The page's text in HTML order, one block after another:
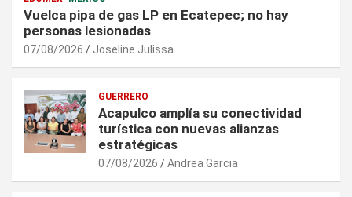
Vuelca pipa de gas LP en Ecatepec; no hay
personas lesionadas
07/08/2026 Joseline Julissa
GUERRERO
Acapulco amplía su conectividad
turística con nuevas alianzas
estratégicas
07/08/2026 Andrea Garcia